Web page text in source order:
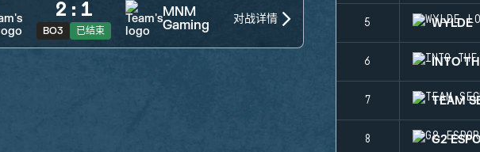
2 : 1
BO3 已结束
MNM
Gaming
对战详情 5 WYLDE
6 INTO
7 TEAM
8 G2